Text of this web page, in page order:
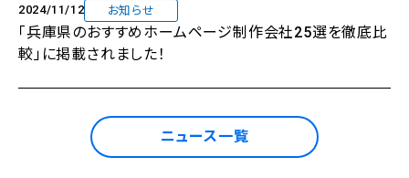
2024/11/12 お知らせ
「兵庫県のおすすめホームページ制作会社25選を徹底比
較」に掲載されました！
ニュース一覧